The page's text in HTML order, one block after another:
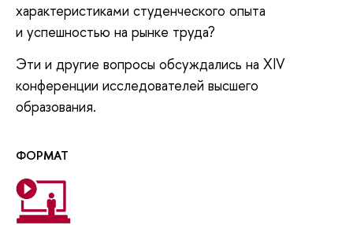
характеристиками студенческого опыта
и успешностью на рынке труда?
Эти и другие вопросы обсуждались на XIV
конференции исследователей высшего
образования.
ФОРМАТ